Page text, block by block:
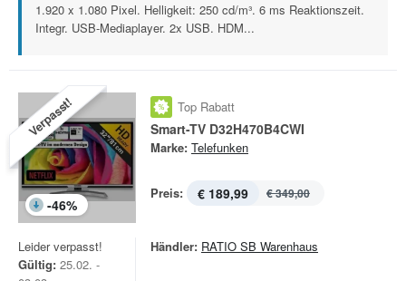
1.920 x 1.080 Pixel. Helligkeit: 250 cd/m³. 6 ms Reaktionszeit.
Integr. USB-Mediaplayer. 2x USB. HDM...
Verpasst!
-46%
Top Rabatt
Smart-TV D32H470B4CWI
Marke: Telefunken
Preis: € 189,99 € 349,00
Leider verpasst!
Gültig: 25.02. -
Händler: RATIO SB Warenhaus